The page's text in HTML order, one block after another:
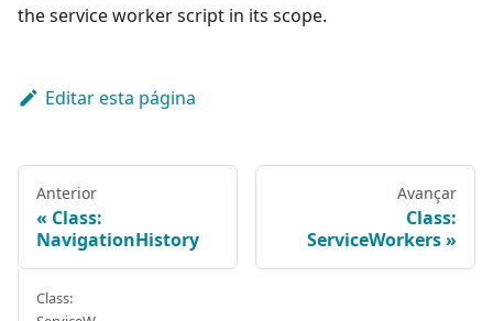
the service worker script in its scope.
Editar esta página
Anterior
Class:
NavigationHistory
Avançar
Class:
ServiceWorkers
Class: